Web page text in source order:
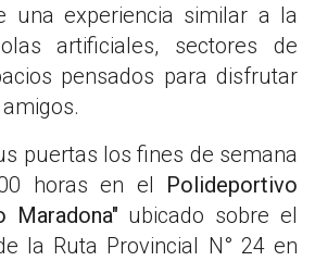
una experiencia similar a la
artificiales, sectores de
pensados para disfrutar
puertas los fines de semana
horas en el Polideportivo
Maradona" ubicado sobre el
la Ruta Provincial N° 24 en